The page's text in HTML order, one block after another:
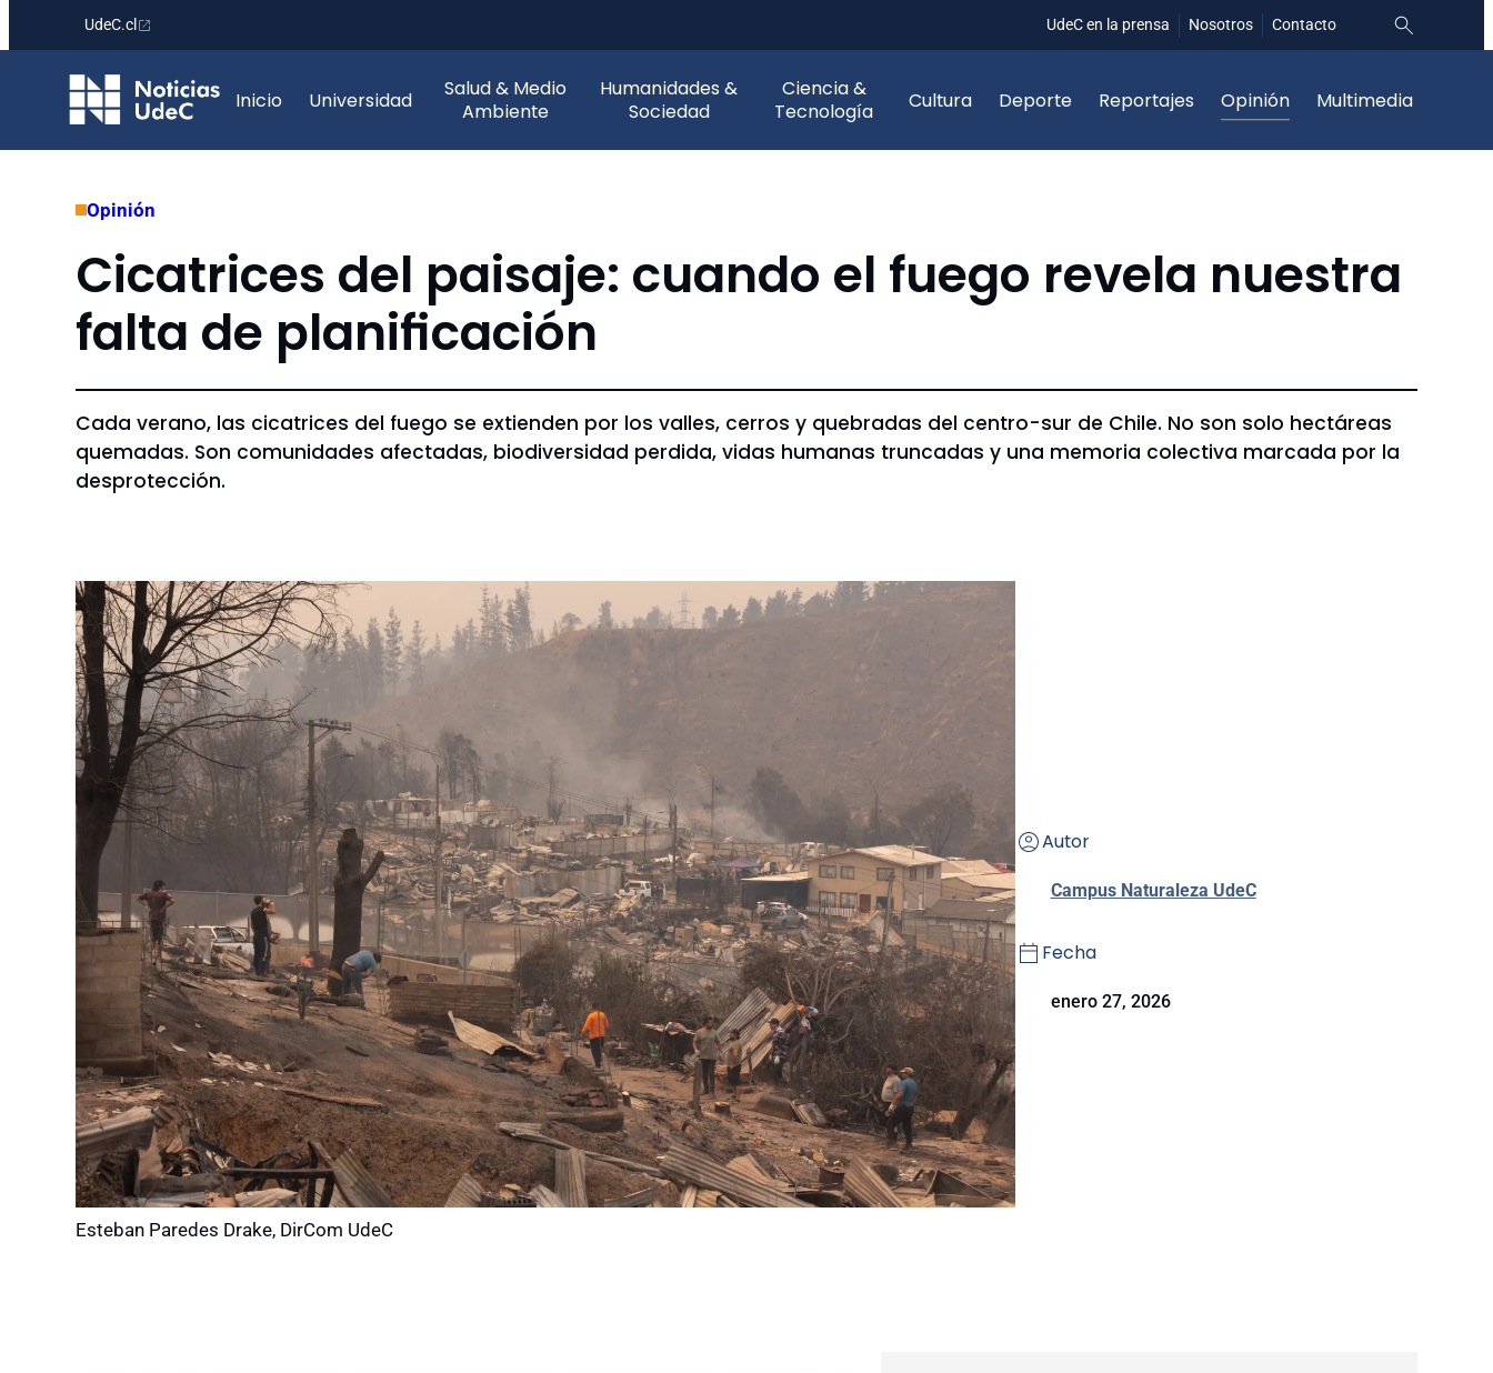
contenido
UdeC.cl UdeC en la prensa Nosotros Contacto
Inicio Universidad
Salud & Medio
Ambiente
Humanidades &
Sociedad
Ciencia &
Tecnología
Cultura Deporte Reportajes Opinión Multimedia
Opinión
Cicatrices del paisaje: cuando el fuego revela nuestra
falta de planificación
Cada verano, las cicatrices del fuego se extienden por los valles, cerros y quebradas del centro-sur de Chile. No son solo hectáreas
quemadas. Son comunidades afectadas, biodiversidad perdida, vidas humanas truncadas y una memoria colectiva marcada por la
desprotección.
Esteban Paredes Drake, DirCom UdeC
Autor
Campus Naturaleza UdeC
Fecha
enero 27, 2026